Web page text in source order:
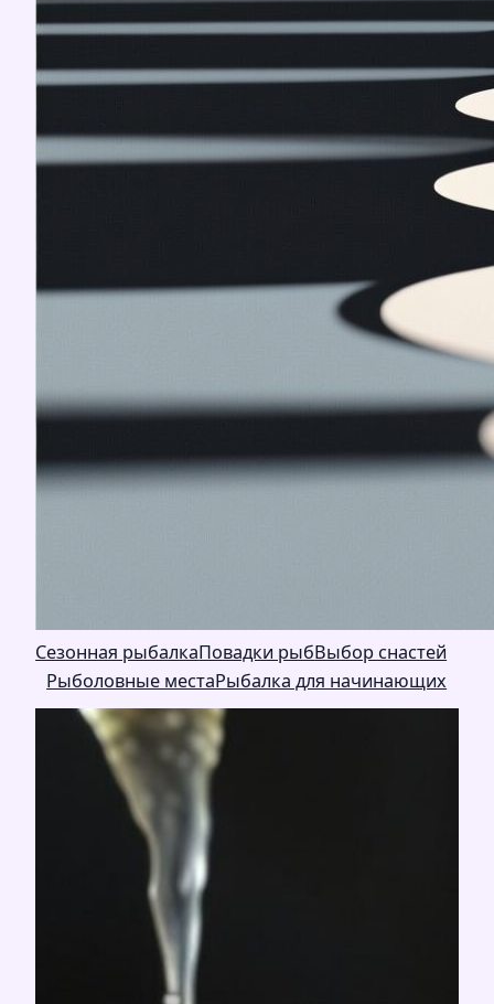
Сезонная рыбалкаПовадки рыбВыбор снастей
Рыболовные местаРыбалка для начинающих